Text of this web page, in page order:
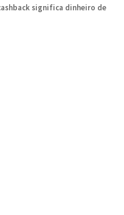
significa dinheiro de